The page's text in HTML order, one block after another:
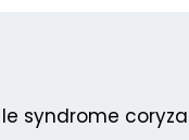
syndrome coryza